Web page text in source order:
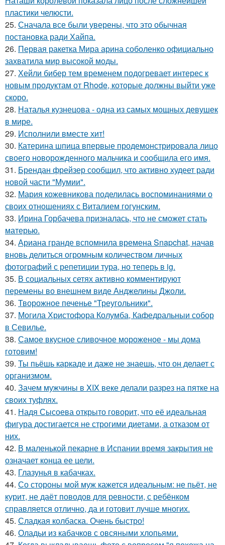
пластики челюсти.
25. Сначала все были уверены, что это обычная
постановка ради Хайпа.
26. Первая ракетка Мира арина соболенко официально
захватила мир высокой моды.
27. Хейли бибер тем временем подогревает интерес к
новым продуктам от Rhode, которые должны выйти уже
скоро.
28. Наталья кузнецова - одна из самых мощных девушек
в мире.
29. Исполнили вместе хит!
30. Катерина шпица впервые продемонстрировала лицо
своего новорожденного мальчика и сообщила его имя.
31. Брендан фрейзер сообщил, что активно худеет ради
новой части "Мумии".
32. Мария кожевникова поделилась воспоминаниями о
своих отношениях с Виталием гогунским.
33. Ирина Горбачева призналась, что не сможет стать
матерью.
34. Ариана гранде вспомнила времена Snapchat, начав
вновь делиться огромным количеством личных
фотографий с репетиции тура, но теперь в ig.
35. В социальных сетях активно комментируют
перемены во внешнем виде Анджелины Джоли.
36. Творожное печенье "Треугольники".
37. Могила Христофора Колумба, Кафедральныи собор
в Севилье.
38. Самое вкусное сливочное мороженое - мы дома
готовим!
39. Ты пьёшь каркаде и даже не знаешь, что он делает с
организмом.
40. Зачем мужчины в XIX веке делали разрез на пятке на
своих туфлях.
41. Надя Сысоева открыто говорит, что её идеальная
фигура достигается не строгими диетами, а отказом от
них.
42. В маленькой пекарне в Испании время закрытия не
означает конца ее цели.
43. Глазунья в кабачках.
44. Со стороны мой муж кажется идеальным: не пьёт, не
курит, не даёт поводов для ревности, с ребёнком
справляется отлично, да и готовит лучше многих.
45. Сладкая колбаска. Очень быстро!
46. Оладьи из кабачков с овсяными хлопьями.